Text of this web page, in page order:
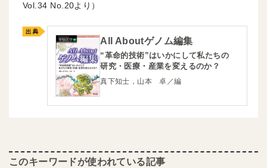
34
20より）
All Aboutゲノム編集
“革命的技術”はいかにして私たちの
研究・医療・産業を変えるのか？
真下知士，山本 卓／編